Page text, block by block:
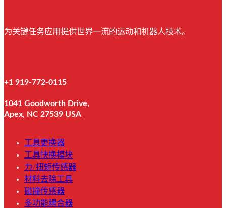
为关键任务应用提供世界一流的运动和机器人技术。
+1 919-772-0115
1041 Goodworth Drive,
Apex, NC 27539 USA
工具更换器
工具快换模块
力/扭矩传感器
材料去除工具
碰撞传感器
多功能耦合器